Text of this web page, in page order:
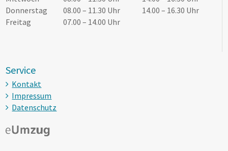
Donnerstag
08.00 – 11.30 Uhr
14.00 – 16.30 Uhr
Freitag
07.00 – 14.00 Uhr
Service
Kontakt
Impressum
Datenschutz